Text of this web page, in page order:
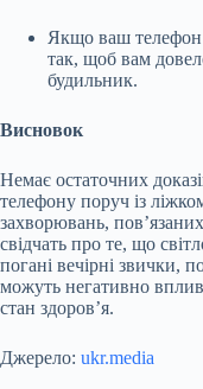
Якщо ваш телефон
так, щоб вам
будильник.
Висновок
Немає остаточних
телефону поруч із
захворювань,
свідчать про те, що
погані вечірні звички,
можуть негативно
стан здоров’я.
Джерело: ukr.media